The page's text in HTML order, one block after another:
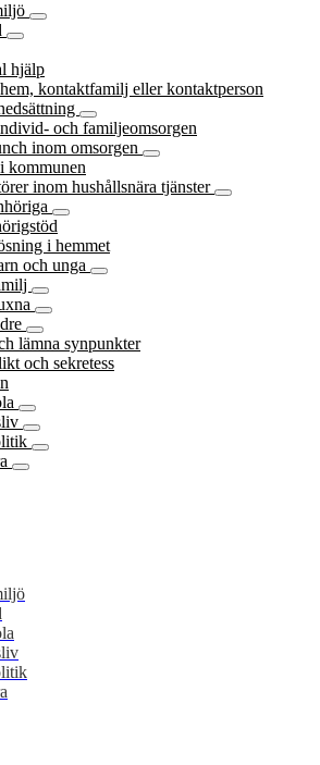
hjälp
kontaktfamilj eller kontaktperson
och familjeomsorgen
inom omsorgen
kommunen
inom hushållsnära tjänster
i hemmet
och unga
lämna synpunkter
och sekretess